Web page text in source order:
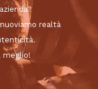
realtà
meglio!